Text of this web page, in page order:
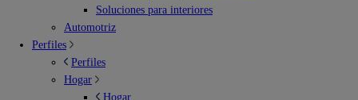
Soluciones para interiores
Automotriz
Perfiles
Perfiles
Hogar
Hogar